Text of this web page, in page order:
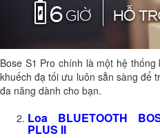
Bose S1 Pro chính là một hệ
khuếch đạ tối ưu luôn sẵn sàng để
đa năng dành cho bạn.
Loa BLUETOOTH
PLUS II